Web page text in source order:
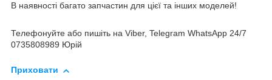
В наявності багато запчастин для цієї та інших моделей!
Телефонуйте або пишіть на Viber, Telegram WhatsApp 24/7
0735808989 Юрій
Приховати